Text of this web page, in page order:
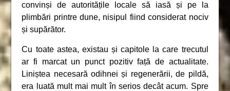
convinși de autoritățile locale să iasă și pe la
plimbări printre dune, nisipul fiind considerat nociv
și supărător.
Cu toate astea, existau și capitole la care trecutul
ar fi marcat un punct pozitiv față de actualitate.
Liniștea necesară odihnei și regenerării, de pildă,
era luată mult mai mult în serios decât acum. Spre